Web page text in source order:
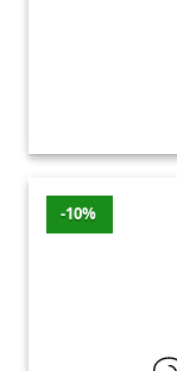
-10%